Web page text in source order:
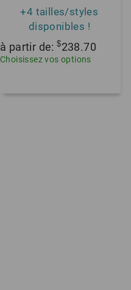
+4 tailles/styles
disponibles !
à partir de:$238.70
Choisissez vos options